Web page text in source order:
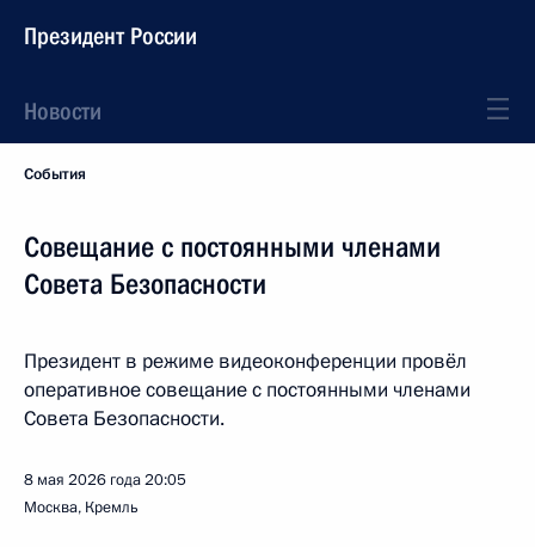
Президент России
Новости
События
Совещание с постоянными членами
Совета Безопасности
Президент в режиме видеоконференции провёл
оперативное совещание с постоянными членами
Совета Безопасности.
8 мая 2026 года20:05
Москва, Кремль